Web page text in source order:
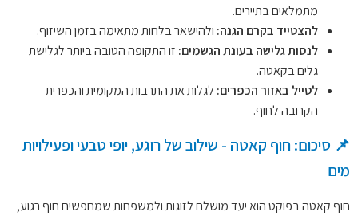
מתמלאים בתיירים.
להצטייד בקרם הגנה: ולהישאר בלחות מתאימה בזמן השיזוף.
לנסות גלישה בעונת הגשמים: זו התקופה הטובה ביותר לגלישת
גלים בקאטה.
לטייל באזור הכפרים: לגלות את התרבות המקומית והכפרית
הקרובה לחוף.
📌 סיכום: חוף קאטה - שילוב של רוגע, יופי טבעי ופעילויות
מים
חוף קאטה בפוקט הוא יעד מושלם לזוגות ולמשפחות שמחפשים חוף רגוע,